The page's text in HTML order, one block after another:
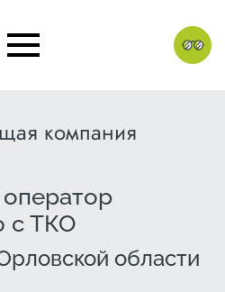
компания
с ТКО
области